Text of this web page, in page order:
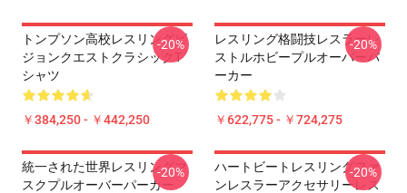
トンプソン高校レスリングビ
ジョンクエストクラシックT
シャツ
￥384,250 - ￥442,250
-20%
レスリング格闘技レスラーレ
ストルホビープルオーバーパ
ーカー
￥622,775 - ￥724,275
-20%
統一された世界レスリングマ
スクプルオーバーパーカー
-20%
ハートビートレスリングファ
ンレスラーアクセサリーレス
-20%